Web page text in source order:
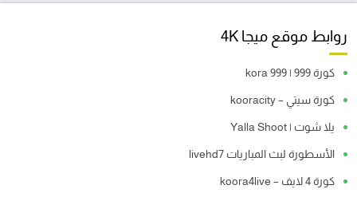
روابط موقع ميجا 4K
كورة 999 | kora 999
كورة سيتي – kooracity
يلا شوت | Yalla Shoot
الأسطورة لبث المباريات livehd7
كورة 4 لايف – koora4live